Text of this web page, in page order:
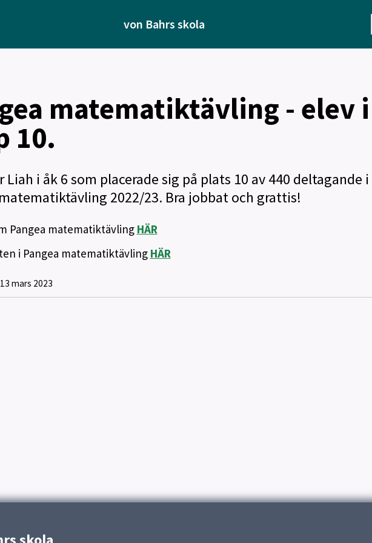
von Bahrs skola
matematiktävling - elev i
10.
Liah i åk 6 som placerade sig på plats 10 av 440 deltagande i
2022/23. Bra jobbat och grattis!
Pangea matematiktävling HÄR
i Pangea matematiktävling HÄR
mars 2023